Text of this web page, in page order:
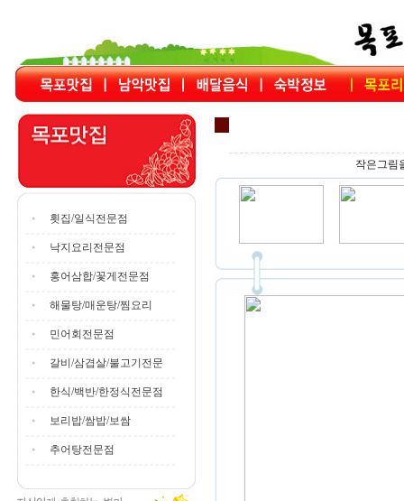
횟집/일식전문점
낙지요리전문점
홍어삼합/꽃게전문점
해물탕/매운탕/찜요리
민어회전문점
갈비/삼겹살/불고기전문
한식/백반/한정식전문점
보리밥/쌈밥/보쌈
추어탕전문점
작은그림